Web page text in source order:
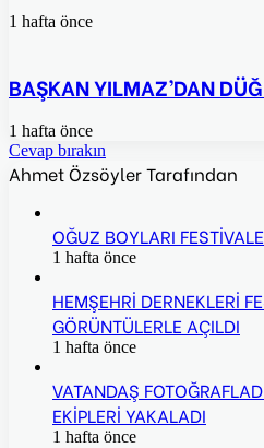
1 hafta önce
BAŞKAN YILMAZ’DAN
1 hafta önce
Cevap bırakın
Ahmet Özsöyler Tarafından
OĞUZ BOYLARI
1 hafta önce
HEMŞEHRİ DERNEKLERİ
GÖRÜNTÜLERLE AÇILDI
1 hafta önce
VATANDAŞ
EKİPLERİ YAKALADI
1 hafta önce